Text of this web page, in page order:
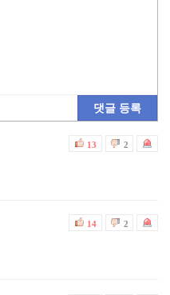
댓글 등록
13 2
14 2